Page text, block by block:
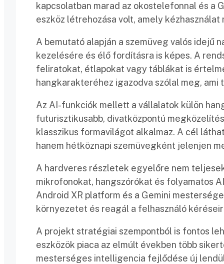
kapcsolatban marad az okostelefonnal és a
eszköz létrehozása volt, amely
A bemutató alapján a szemüveg valós idejű
kezelésére és élő fordításra is képes. A
feliratokat, étlapokat vagy táblákat is
hangkarakteréhez igazodva szólal meg,
Az AI-funkciók mellett a vállalatok külön
futurisztikusabb, divatközpontú
klasszikus formavilágot alkalmaz. A cél
hanem hétköznapi szemüvegként jelenjen
A hardveres részletek egyelőre nem
mikrofonokat, hangszórókat és folyamatos
Android XR platform és a Gemini
környezetet és reagál a felhasználó
A projekt stratégiai szempontból is fontos
eszközök piaca az elmúlt években több
mesterséges intelligencia fejlődése új